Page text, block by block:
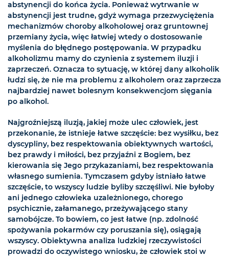
abstynencji do końca życia. Ponieważ wytrwanie w
abstynencji jest trudne, gdyż wymaga przezwyciężenia
mechanizmów choroby alkoholowej oraz gruntownej
przemiany życia, więc łatwiej wtedy o dostosowanie
myślenia do błędnego postępowania. W przypadku
alkoholizmu mamy do czynienia z systemem iluzji i
zaprzeczeń. Oznacza to sytuację, w której dany alkoholik
łudzi się, że nie ma problemu z alkoholem oraz zaprzecza
najbardziej nawet bolesnym konsekwencjom sięgania
po alkohol.
Najgroźniejszą iluzją, jakiej może ulec człowiek, jest
przekonanie, że istnieje łatwe szczęście: bez wysiłku, bez
dyscypliny, bez respektowania obiektywnych wartości,
bez prawdy i miłości, bez przyjaźni z Bogiem, bez
kierowania się Jego przykazaniami, bez respektowania
własnego sumienia. Tymczasem gdyby istniało łatwe
szczęście, to wszyscy ludzie byliby szczęśliwi. Nie byłoby
ani jednego człowieka uzależnionego, chorego
psychicznie, załamanego, przeżywającego stany
samobójcze. To bowiem, co jest łatwe (np. zdolność
spożywania pokarmów czy poruszania się), osiągają
wszyscy. Obiektywna analiza ludzkiej rzeczywistości
prowadzi do oczywistego wniosku, że człowiek stoi w